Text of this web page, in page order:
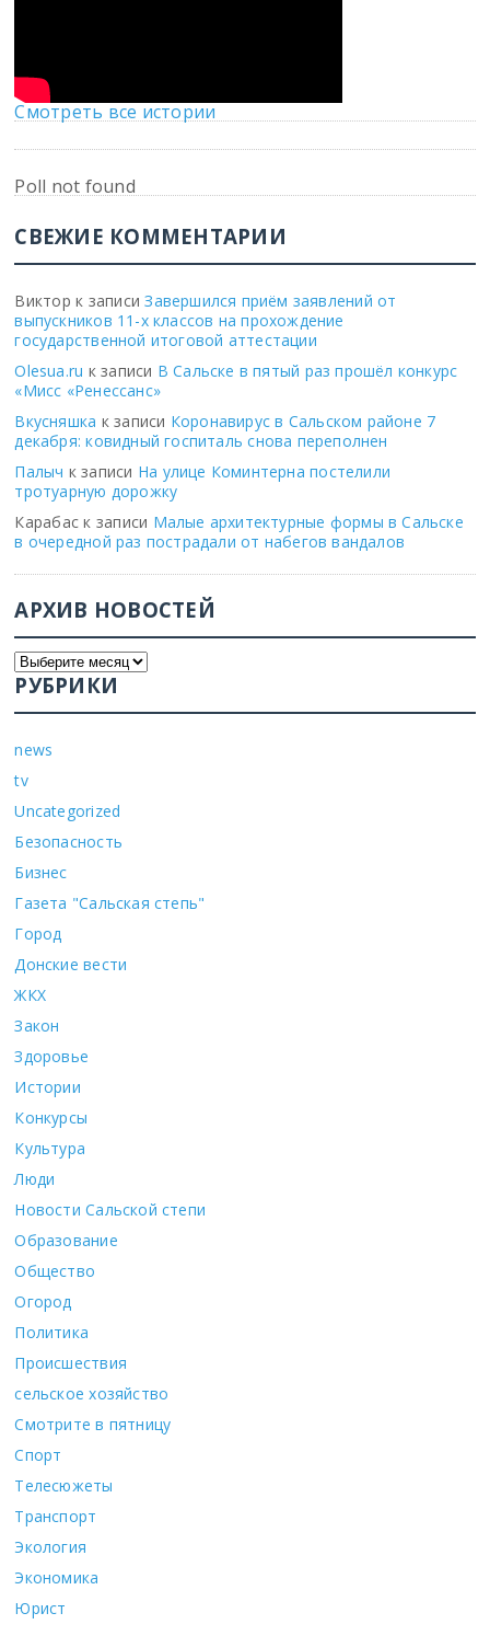
Смотреть все истории
Poll not found
СВЕЖИЕ КОММЕНТАРИИ
Виктор к записиЗавершился приём заявлений от
выпускников 11-х классов на прохождение
государственной итоговой аттестации
Olesua.ru к записи В Сальске в пятый раз прошёл конкурс
«Мисс «Ренессанс»
Вкусняшка к записи Коронавирус в Сальском районе 7
декабря: ковидный госпиталь снова переполнен
Палыч к записи На улице Коминтерна постелили
тротуарную дорожку
Карабас к записи Малые архитектурные формы в Сальске
в очередной раз пострадали от набегов вандалов
АРХИВ НОВОСТЕЙ
РУБРИКИ
news
tv
Uncategorized
Безопасность
Бизнес
Газета "Сальская степь"
Город
Донские вести
ЖКХ
Закон
Здоровье
Истории
Конкурсы
Культура
Люди
Новости Сальской степи
Образование
Общество
Огород
Политика
Происшествия
сельское хозяйство
Смотрите в пятницу
Спорт
Телесюжеты
Транспорт
Экология
Экономика
Юрист